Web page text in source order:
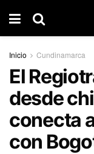
Inicio Cundinamarca
El
desde
conecta
con